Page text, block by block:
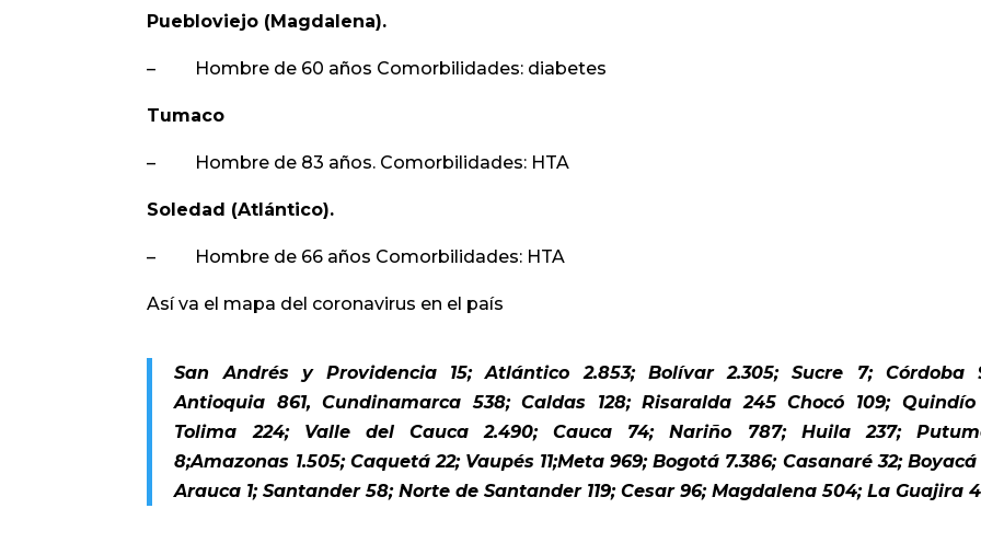
Puebloviejo (Magdalena).
– Hombre de 60 años Comorbilidades: diabetes
Tumaco
– Hombre de 83 años. Comorbilidades: HTA
Soledad (Atlántico).
– Hombre de 66 años Comorbilidades: HTA
Así va el mapa del coronavirus en el país
San Andrés y Providencia 15; Atlántico 2.853; Bolívar 2.305; Sucre 7; Córdoba
Antioquia 861, Cundinamarca 538; Caldas 128; Risaralda 245 Chocó 109;
Tolima 224; Valle del Cauca 2.490; Cauca 74; Nariño 787; Huila 237;
8;Amazonas 1.505; Caquetá 22; Vaupés 11;Meta 969; Bogotá 7.386; Casanaré 32; Boyacá
Arauca 1; Santander 58; Norte de Santander 119; Cesar 96; Magdalena 504; La Guajira